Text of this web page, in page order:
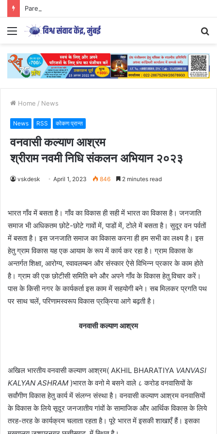
Parenting Has Its Limits….
Menu
Home / News
News RSS कोकण प्रान्त
वनवासी कल्याण आश्रम
श्रीराम नवमी निधि संकलन अभियान २०२३
vskdesk April 1, 2023 846 2 minutes read
भारत गाँव में बसता है। गाँव का विकास ही सही में भारत का विकास है। जनजाति
समाज भी अधिकतम छोटे-छोटे गावों में, पाडों में, टोले में बसता है। सुदूर वन पर्वतों
में बसता है। इस जनजाति समाज का विकास करना ही हम सभी का लक्ष्य है। इस
हेतु ग्राम विकास यह एक आयाम के रूप में कार्य कर रहा है। ग्राम विकास के
अन्तर्गत शिक्षा, आरोग्य, स्वावलम्बन और संस्कार ऐसे विभिन्न प्रकार के काम होते
है। ग्राम की एक छोटीसी समिति बने और अपने गाँव के विकास हेतु विचार करें।
पास के किसी नगर के कार्यकर्ता इस काम में सहयोगी बने। सब मिलकर प्रगति पथ
पर साथ चलें, परिणामस्वरूप विकास प्रक्रिया आगे बढ़ती है।
वनवासी कल्याण आश्रम
अखिल भारतीय वनवासी कल्याण आश्रम( AKHIL BHARATIYA VANVASI
KALYAN ASHRAM )भारत के वनो मे बसने वाले ८ करोड वनवासियों के
सर्वांगीण विकास हेतु कार्य में संलग्न संस्था है। वनवासी कल्याण आश्रम वनवासियों
के विकास के लिये सूदूर जनजातीय गांवों के सामाजिक और आर्थिक विकास के लिये
तरह-तरह के कार्यक्रम चलाता रहता है। पूरे भारत में इसकी शाखाएँ हैं। इसका